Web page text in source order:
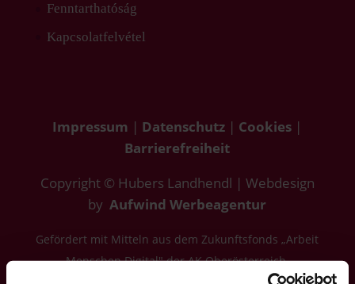
Fenntarthatóság
Kapcsolatfelvétel
Impressum | Datenschutz | Cookies |
Barrierefreiheit
Copyright © Hubers Landhendl | Webdesign
byAufwind Werbeagentur
Gefördert mit Mitteln aus dem Zukunftsfonds „Arbeit
Menschen Digital" der AK Oberösterreich.